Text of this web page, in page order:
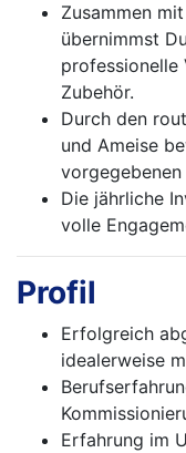
Zusammen
übernimmst
professionelle
Zubehör.
Durch den
und Ameise
Die jährliche
volle
Profil
Erfolgreich
idealerweise
Erfahrung im